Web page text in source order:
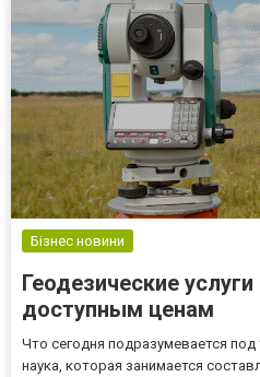
· скрапб...
Бізнес новини
Геодезические
доступным ценам
Что сегодня подразумевается
наука, которая занимается